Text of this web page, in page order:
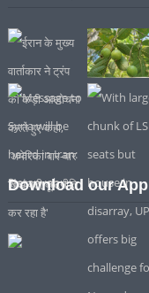
Download our App